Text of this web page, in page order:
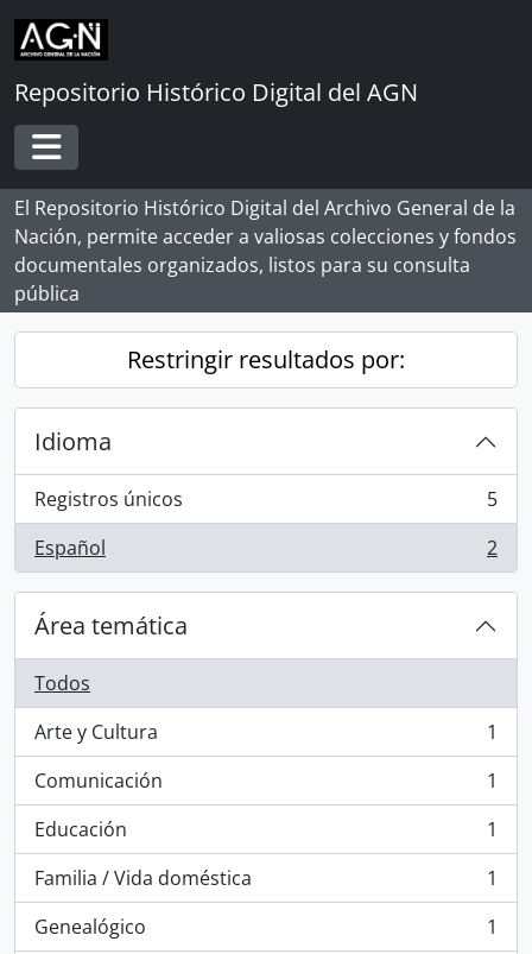
Skip to main content
Repositorio Histórico Digital del AGN
Toggle navigation
El Repositorio Histórico Digital del Archivo General de la
Nación, permite acceder a valiosas colecciones y fondos
documentales organizados, listos para su consulta
pública
Restringir resultados por:
Idioma
Registros únicos
, 5 resultados
5
Español
, 2 resultados 2
Área temática
Todos
Arte y Cultura
, 1 resultados
1
Comunicación
, 1 resultados
1
Educación
, 1 resultados
1
Familia / Vida doméstica
, 1 resultados
1
Genealógico
, 1 resultados
1